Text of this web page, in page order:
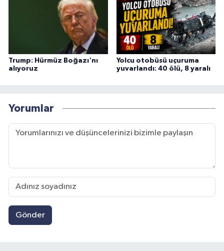
Trump: Hürmüz Boğazı'nı
alıyoruz
Yolcu otobüsü uçuruma
yuvarlandı: 40 ölü, 8 yaralı
Yorumlar
Gönder